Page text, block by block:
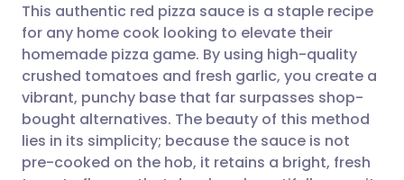
Compartir por correo
electrónico
Compartir en Facebook
🇬🇧 English 🇩🇪 Deutsch
🇪🇸 Español 🇫🇷 Français
🇮🇹 Italiano 🇵🇹
This authentic red pizza sauce is a staple recipe
for any home cook looking to elevate their
homemade pizza game. By using high-quality
crushed tomatoes and fresh garlic, you create a
vibrant, punchy base that far surpasses shop-
bought alternatives. The beauty of this method
lies in its simplicity; because the sauce is not
pre-cooked on the hob, it retains a bright, fresh